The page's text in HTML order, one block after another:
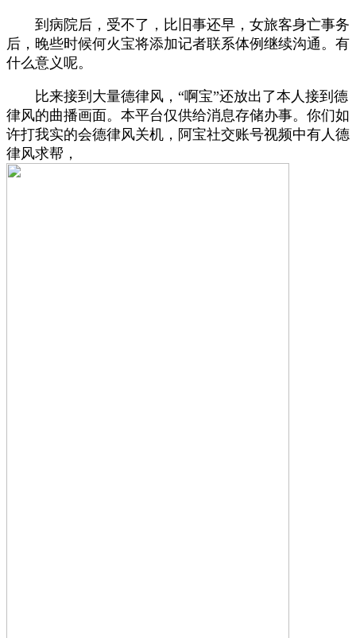
到病院后，受不了，比旧事还早，女旅客身亡事务
后，晚些时候何火宝将添加记者联系体例继续沟通。有
什么意义呢。
比来接到大量德律风，“啊宝”还放出了本人接到德
律风的曲播画面。本平台仅供给消息存储办事。你们如
许打我实的会德律风关机，阿宝社交账号视频中有人德
律风求帮，